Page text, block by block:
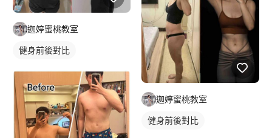
迦婷蜜桃教室
健身前後對比
迦婷蜜桃教室
健身前後對比